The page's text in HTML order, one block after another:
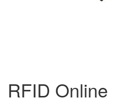
RFID Online